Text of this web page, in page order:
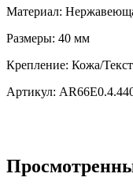
Материал:
Размеры: 40 мм
Крепление: Кожа/
Артикул: